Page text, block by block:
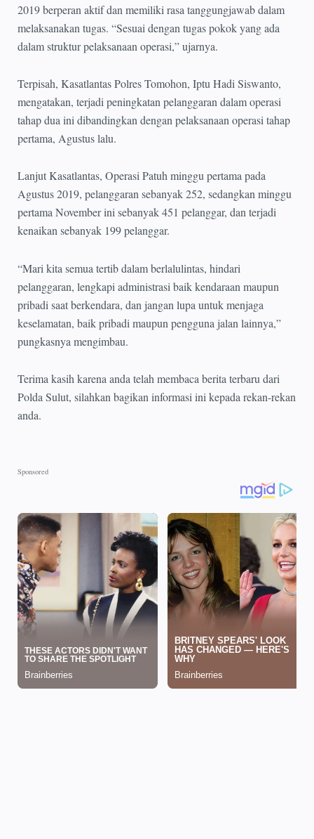
2019 berperan aktif dan memiliki rasa tanggungjawab dalam
melaksanakan tugas. “Sesuai dengan tugas pokok yang ada
dalam struktur pelaksanaan operasi,” ujarnya.
Terpisah, Kasatlantas Polres Tomohon, Iptu Hadi Siswanto,
mengatakan, terjadi peningkatan pelanggaran dalam operasi
tahap dua ini dibandingkan dengan pelaksanaan operasi tahap
pertama, Agustus lalu.
Lanjut Kasatlantas, Operasi Patuh minggu pertama pada
Agustus 2019, pelanggaran sebanyak 252, sedangkan minggu
pertama November ini sebanyak 451 pelanggar, dan terjadi
kenaikan sebanyak 199 pelanggar.
“Mari kita semua tertib dalam berlalulintas, hindari
pelanggaran, lengkapi administrasi baik kendaraan maupun
pribadi saat berkendara, dan jangan lupa untuk menjaga
keselamatan, baik pribadi maupun pengguna jalan lainnya,”
pungkasnya mengimbau.
Terima kasih karena anda telah membaca berita terbaru dari
Polda Sulut, silahkan bagikan informasi ini kepada rekan-rekan
anda.